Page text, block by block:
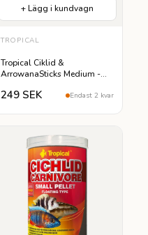
+ Lägg i kundvagn
TROPICAL
Tropical Ciklid &
ArrowanaSticks Medium -
249 SEK Endast 2 kvar